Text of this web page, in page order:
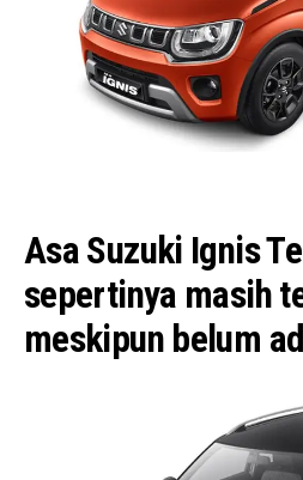
Asa Suzuki Ignis
sepertinya masih
meskipun belum